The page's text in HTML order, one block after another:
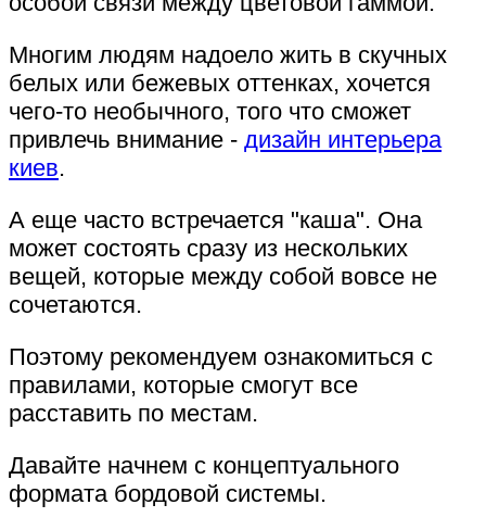
Многим людям надоело жить в скучных
белых или бежевых оттенках, хочется
чего-то необычного, того что сможет
привлечь внимание - дизайн интерьера
киев.
А еще часто встречается "каша". Она
может состоять сразу из нескольких
вещей, которые между собой вовсе не
сочетаются.
Поэтому рекомендуем ознакомиться с
правилами, которые смогут все
расставить по местам.
Давайте начнем с концептуального
формата бордовой системы.